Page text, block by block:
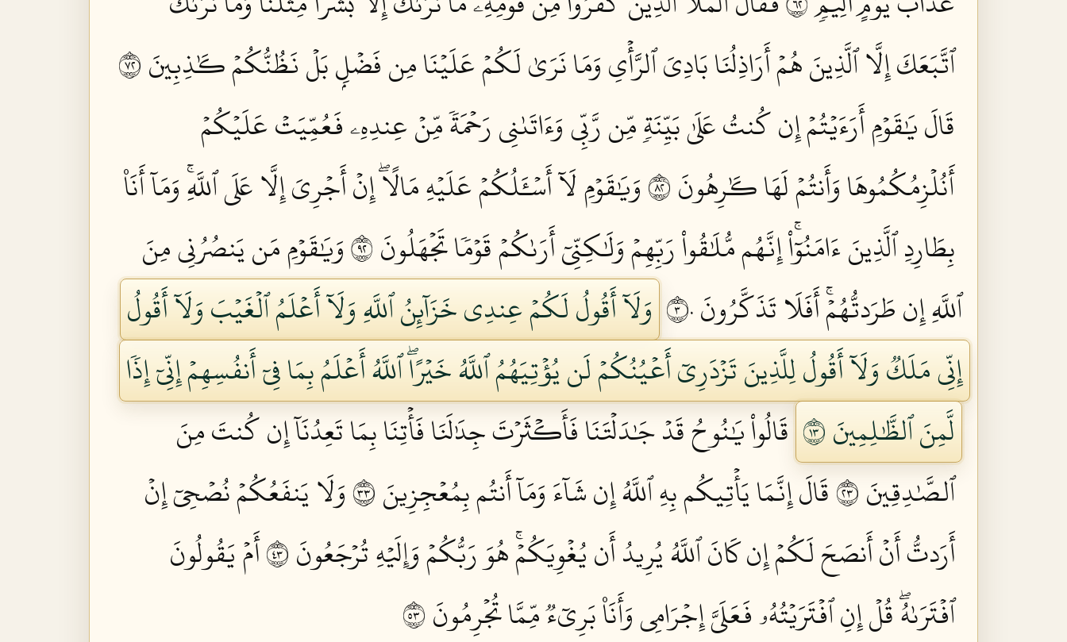
ٱتَّبَعَكَ إِلَّا ٱلَّذِينَ هُمۡ أَرَاذِلُنَا بَادِيَ ٱلرَّأۡيِ وَمَا نَرَىٰ لَكُمۡ عَلَيۡنَا مِن فَضۡلِۭ بَلۡ نَظُنُّكُمۡ كَٰذِبِينَ ٢٧
قَالَ يَٰقَوۡمِ أَرَءَيۡتُمۡ إِن كُنتُ عَلَىٰ بَيِّنَةٖ مِّن رَّبِّي وَءَاتَىٰنِي رَحۡمَةٗ مِّنۡ عِندِهِۦ فَعُمِّيَتۡ عَلَيۡكُمۡ
أَنُلۡزِمُكُمُوهَا وَأَنتُمۡ لَهَا كَٰرِهُونَ ٢٨
وَيَٰقَوۡمِ لَآ أَسۡـَٔلُكُمۡ عَلَيۡهِ مَالًاۖ إِنۡ أَجۡرِيَ إِلَّا عَلَى ٱللَّهِۚ وَمَآ أَنَا۠
بِطَارِدِ ٱلَّذِينَ ءَامَنُوٓاْۚ إِنَّهُم مُّلَٰقُواْ رَبِّهِمۡ وَلَٰكِنِّيٓ أَرَىٰكُمۡ قَوۡمٗا تَجۡهَلُونَ ٢٩
وَيَٰقَوۡمِ مَن يَنصُرُنِي مِنَ
ٱللَّهِ إِن طَرَدتُّهُمۡۚ أَفَلَا تَذَكَّرُونَ ٣٠
وَلَآ أَقُولُ لَكُمۡ عِندِي خَزَآئِنُ ٱللَّهِ وَلَآ أَعۡلَمُ ٱلۡغَيۡبَ وَلَآ أَقُولُ
إِنِّي مَلَكٞ وَلَآ أَقُولُ لِلَّذِينَ تَزۡدَرِيٓ أَعۡيُنُكُمۡ لَن يُؤۡتِيَهُمُ ٱللَّهُ خَيۡرًاۖ ٱللَّهُ أَعۡلَمُ بِمَا فِيٓ أَنفُسِهِمۡ إِنِّيٓ إِذٗا
لَّمِنَ ٱلظَّٰلِمِينَ ٣١
قَالُواْ يَٰنُوحُ قَدۡ جَٰدَلۡتَنَا فَأَكۡثَرۡتَ جِدَٰلَنَا فَأۡتِنَا بِمَا تَعِدُنَآ إِن كُنتَ مِنَ
ٱلصَّٰدِقِينَ ٣٢
قَالَ إِنَّمَا يَأۡتِيكُم بِهِ ٱللَّهُ إِن شَآءَ وَمَآ أَنتُم بِمُعۡجِزِينَ ٣٣
وَلَا يَنفَعُكُمۡ نُصۡحِيٓ إِنۡ
أَرَدتُّ أَنۡ أَنصَحَ لَكُمۡ إِن كَانَ ٱللَّهُ يُرِيدُ أَن يُغۡوِيَكُمۡۚ هُوَ رَبُّكُمۡ وَإِلَيۡهِ تُرۡجَعُونَ ٣٤
أَمۡ يَقُولُونَ
ٱفۡتَرَىٰهُۖ قُلۡ إِنِ ٱفۡتَرَيۡتُهُۥ فَعَلَيَّ إِجۡرَامِي وَأَنَا۠ بَرِيٓءٞ مِّمَّا تُجۡرِمُونَ ٣٥